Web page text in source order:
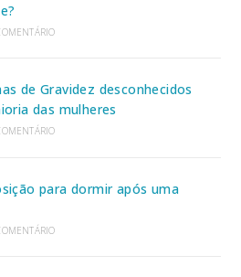
de Gravidez desconhecidos
das mulheres
para dormir após uma